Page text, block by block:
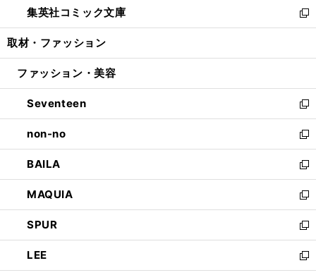
く
で
開
ド
ウ
開
ィ
ン
ウ
開
く
い
ウ
ン
ウ
で
開
く
集英社コミック文庫
新
し
ウ
ン
ド
ウ
で
開
く
取材・ファッション
ファッション・美容
Seventeen
新
し
い
ウ
ィ
ン
ド
ウ
で
開
く
non-no
新
し
い
ウ
ィ
ン
ド
ウ
で
開
BAILA
新
し
い
ウ
ィ
ン
ド
ウ
MAQUIA
新
し
い
ウ
ィ
ン
SPUR
新
し
い
ウ
LEE
新